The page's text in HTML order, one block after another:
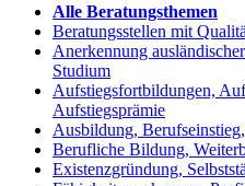
Alle Beratungsthemen
Beratungsstellen mit
Anerkennung
Studium
Aufstiegsfortbildungen,
Aufstiegsprämie
Ausbildung,
Berufliche Bildung,
Existenzgründung,